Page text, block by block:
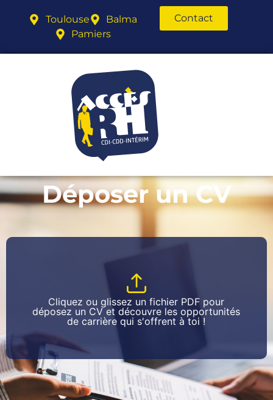
Toulouse
Balma
Pamiers
Contact
Déposer un CV
Cliquez ou glissez un fichier PDF pour
déposez un CV et découvre les opportunités
de carrière qui s'offrent à toi !